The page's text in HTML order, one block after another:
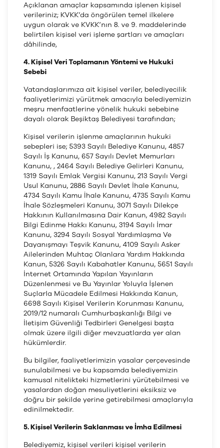
Açıklanan amaçlar kapsamında işlenen kişisel
verileriniz; KVKK’da öngörülen temel ilkelere
uygun olarak ve KVKK’nın 8. ve 9. maddelerinde
belirtilen kişisel veri işleme şartları ve amaçları
dâhilinde,
4. Kişisel Veri Toplamanın Yöntemi ve Hukuki
Sebebi
Vatandaşlarımıza ait kişisel veriler, belediyecilik
faaliyetlerimizi yürütmek amacıyla belediyemizin
meşru menfaatlerine yönelik hukuki sebebine
dayalı olarak Beşiktaş Belediyesi tarafından;
Kişisel verilerin işlenme amaçlarının hukuki
sebepleri ise; 5393 Sayılı Belediye Kanunu, 4857
Sayılı İş Kanunu, 657 Sayılı Devlet Memurları
Kanunu, , 2464 Sayılı Belediye Gelirleri Kanunu,
1319 Sayılı Emlak Vergisi Kanunu, 213 Sayılı Vergi
Usul Kanunu, 2886 Sayılı Devlet İhale Kanunu,
4734 Sayılı Kamu İhale Kanunu, 4735 Sayılı Kamu
İhale Sözleşmeleri Kanunu, 3071 Sayılı Dilekçe
Hakkının Kullanılmasına Dair Kanun, 4982 Sayılı
Bilgi Edinme Hakkı Kanunu, 3194 Sayılı İmar
Kanunu, 3294 Sayılı Sosyal Yardımlaşma Ve
Dayanışmayı Teşvik Kanunu, 4109 Sayılı Asker
Ailelerinden Muhtaç Olanlara Yardım Hakkında
Kanun, 5326 Sayılı Kabahatler Kanunu, 5651 Sayılı
İnternet Ortamında Yapılan Yayınların
Düzenlenmesi ve Bu Yayınlar Yoluyla İşlenen
Suçlarla Mücadele Edilmesi Hakkında Kanun,
6698 Sayılı Kişisel Verilerin Korunması Kanunu,
2019/12 numaralı Cumhurbaşkanlığı Bilgi ve
İletişim Güvenliği Tedbirleri Genelgesi başta
olmak üzere ilgili diğer mevzuatlarda yer alan
hükümlerdir.
Bu bilgiler, faaliyetlerimizin yasalar çerçevesinde
sunulabilmesi ve bu kapsamda belediyemizin
kamusal nitelikteki hizmetlerini yürütebilmesi ve
yasalardan doğan mesuliyetlerini eksiksiz ve
doğru bir şekilde yerine getirebilmesi amaçlarıyla
edinilmektedir.
5. Kişisel Verilerin Saklanması ve İmha Edilmesi
Belediyemiz, kişisel verileri kişisel verilerin